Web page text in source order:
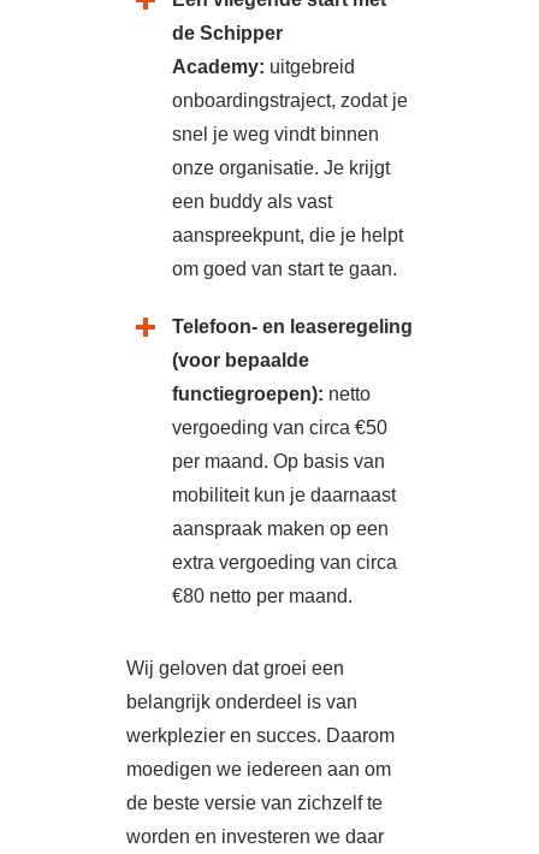
de Schipper
Academy: uitgebreid
onboardingstraject, zodat je
snel je weg vindt binnen
onze organisatie. Je krijgt
een buddy als vast
aanspreekpunt, die je helpt
om goed van start te gaan.
Telefoon- en leaseregeling
(voor bepaalde
functiegroepen): netto
vergoeding van circa €50
per maand. Op basis van
mobiliteit kun je daarnaast
aanspraak maken op een
extra vergoeding van circa
€80 netto per maand.
Wij geloven dat groei een
belangrijk onderdeel is van
werkplezier en succes. Daarom
moedigen we iedereen aan om
de beste versie van zichzelf te
worden en investeren we daar